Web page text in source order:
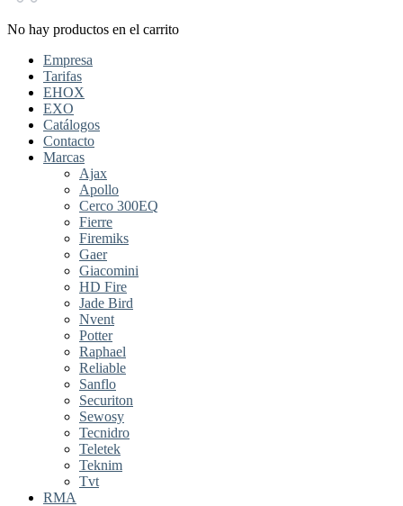
No hay productos en el carrito
Empresa
Tarifas
EHOX
EXO
Catálogos
Contacto
Marcas
Ajax
Apollo
Cerco 300EQ
Fierre
Firemiks
Gaer
Giacomini
HD Fire
Jade Bird
Nvent
Potter
Raphael
Reliable
Sanflo
Securiton
Sewosy
Tecnidro
Teletek
Teknim
Tvt
RMA